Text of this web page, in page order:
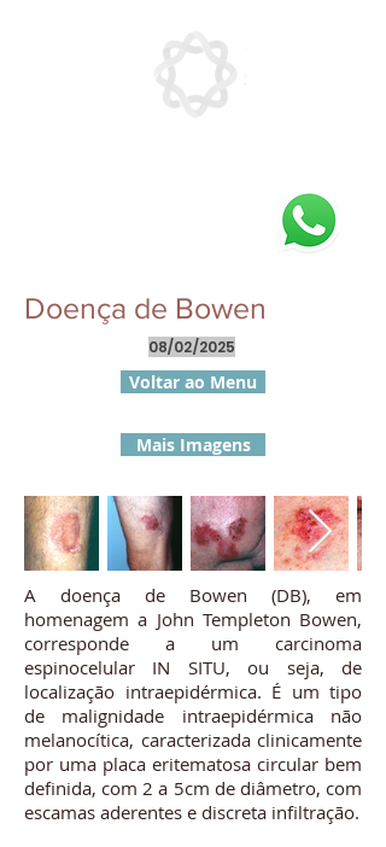
Doença de Bowen
08/02/2025
Voltar ao Menu
Mais Imagens
A doença de Bowen (DB), em
homenagem a John Templeton Bowen,
corresponde a um carcinoma
espinocelular IN SITU, ou seja, de
localização intraepidérmica. É um tipo
de malignidade intraepidérmica não
melanocítica, caracterizada clinicamente
por uma placa eritematosa circular bem
definida, com 2 a 5cm de diâmetro, com
escamas aderentes e discreta infiltração.